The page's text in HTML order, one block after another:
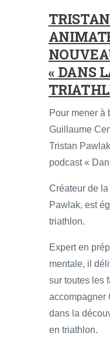
« DANS
Pour mener à
Guillaume
Tristan
podcast «
Créateur de
Pawlak, est
triathlon.
Expert en
mentale, il
sur toutes les
accompagner
dans la
en triathlon.